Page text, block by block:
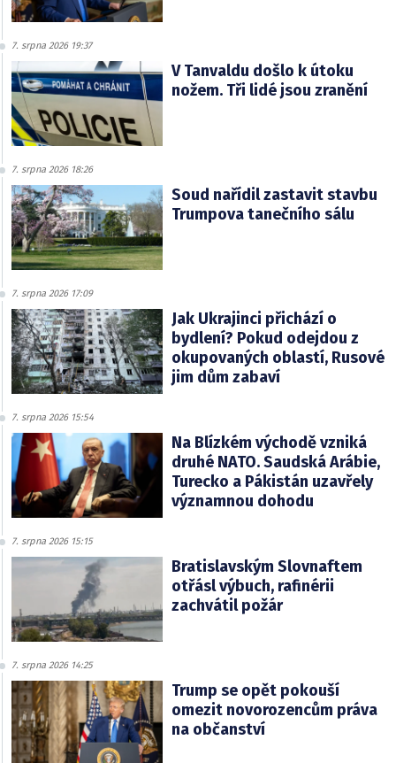
7. srpna 2026 19:37
V Tanvaldu došlo k útoku
nožem. Tři lidé jsou zranění
7. srpna 2026 18:26
Soud nařídil zastavit stavbu
Trumpova tanečního sálu
7. srpna 2026 17:09
Jak Ukrajinci přichází o
bydlení? Pokud odejdou z
okupovaných oblastí, Rusové
jim dům zabaví
7. srpna 2026 15:54
Na Blízkém východě vzniká
druhé NATO. Saudská Arábie,
Turecko a Pákistán uzavřely
významnou dohodu
7. srpna 2026 15:15
Bratislavským Slovnaftem
otřásl výbuch, rafinérii
zachvátil požár
7. srpna 2026 14:25
Trump se opět pokouší
omezit novorozencům práva
na občanství